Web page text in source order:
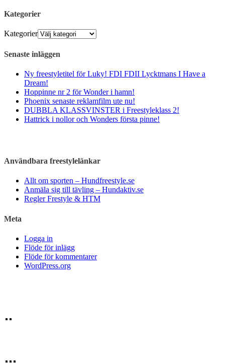
Kategorier
Kategorier
Senaste inläggen
Ny freestyletitel för Luky! FDI FDII Lycktmans I Have a
Dream!
Hoppinne nr 2 för Wonder i hamn!
Phoenix senaste reklamfilm ute nu!
DUBBLA KLASSVINSTER i Freestyleklass 2!
Hattrick i nollor och Wonders första pinne!
Användbara freestylelänkar
Allt om sporten – Hundfreestyle.se
Anmäla sig till tävling – Hundaktiv.se
Regler Frestyle & HTM
Meta
Logga in
Flöde för inlägg
Flöde för kommentarer
WordPress.org